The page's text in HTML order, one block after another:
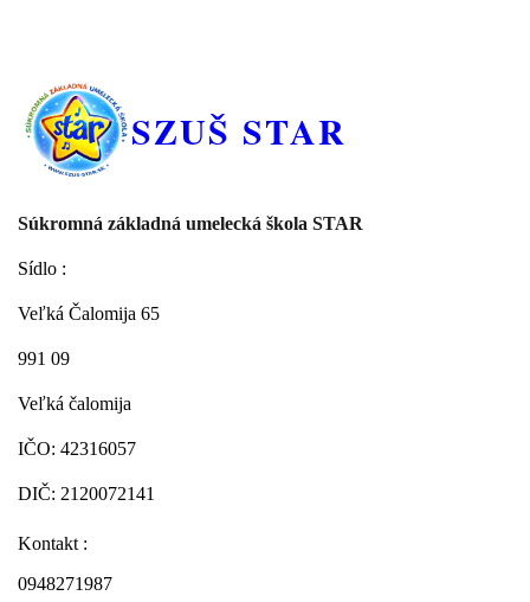
SZUŠ STAR
Súkromná základná umelecká škola STAR
Sídlo :
Veľká Čalomija 65
991 09
Veľká čalomija
IČO: 42316057
DIČ: 2120072141
Kontakt :
0948271987